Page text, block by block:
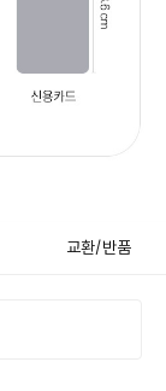
교환/반품